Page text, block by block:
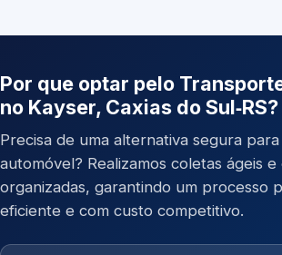
Por que optar pelo
no Kayser, Caxias do Sul‑RS?
Precisa de uma alternativa segura
automóvel? Realizamos coletas ágeis
organizadas, garantindo um processo
eficiente e com custo competitivo.